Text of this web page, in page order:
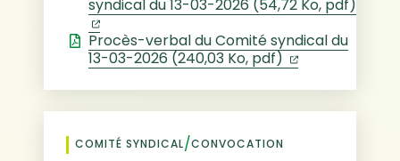
syndical du 13-03-2026 (54,72 Ko, pdf)
(ouverture dans un nouvel onglet)
Procès-verbal du Comité syndical du
13-03-2026 (240,03 Ko, pdf)
(ouverture
COMITÉ SYNDICAL/CONVOCATION